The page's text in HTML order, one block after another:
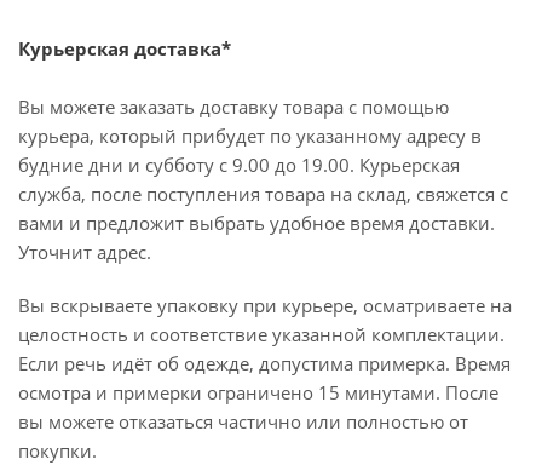
Курьерская доставка*
Вы можете заказать доставку товара с помощью
курьера, который прибудет по указанному адресу в
будние дни и субботу с 9.00 до 19.00. Курьерская
служба, после поступления товара на склад, свяжется с
вами и предложит выбрать удобное время доставки.
Уточнит адрес.
Вы вскрываете упаковку при курьере, осматриваете на
целостность и соответствие указанной комплектации.
Если речь идёт об одежде, допустима примерка. Время
осмотра и примерки ограничено 15 минутами. После
вы можете отказаться частично или полностью от
покупки.